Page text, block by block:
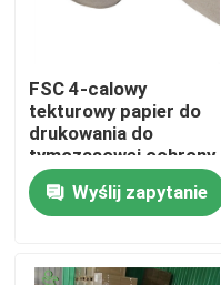
Dom
Produkty
FSC 4-calowy
tekturowy papier do
drukowania do
tymczasowej ochrony
drzwi
Wyślij zapytanie